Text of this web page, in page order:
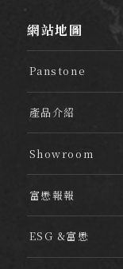
網站地圖
Panstone
產品介紹
Showroom
富懋報報
ESG &富懋